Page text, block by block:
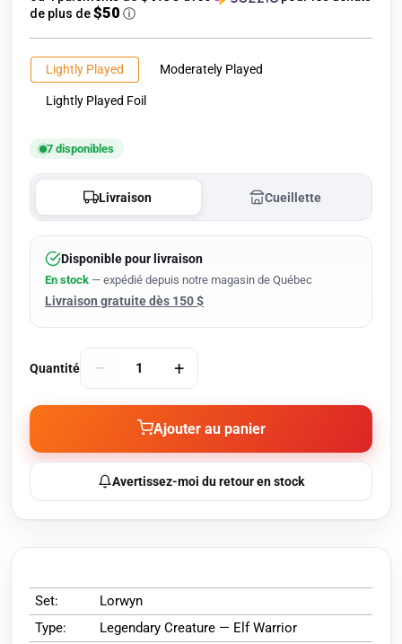
Accessoires
vente
de plus de$50 ⓘ
Lightly Played Moderately Played
Lightly Played Foil
7 disponibles
Livraison Cueillette
Disponible pour livraison
En stock — expédié depuis notre magasin de Québec
Livraison gratuite dès 150 $
Quantité − +
Ajouter au panier
Avertissez-moi du retour en stock
Set:
Lorwyn
Type:
Legendary Creature — Elf Warrior